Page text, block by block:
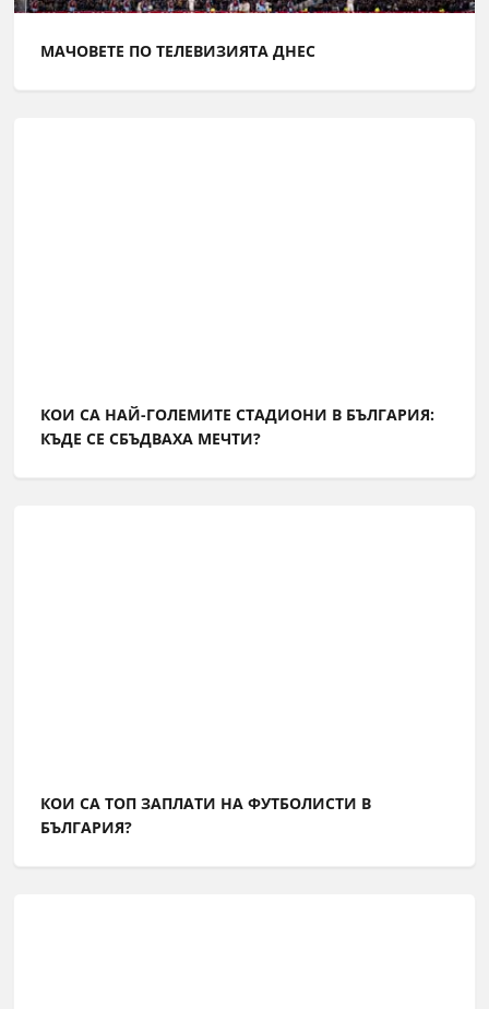
МАЧОВЕТЕ ПО ТЕЛЕВИЗИЯТА ДНЕС
КОИ СА НАЙ-ГОЛЕМИТЕ СТАДИОНИ В БЪЛГАРИЯ:
КЪДЕ СЕ СБЪДВАХА МЕЧТИ?
КОИ СА ТОП ЗАПЛАТИ НА ФУТБОЛИСТИ В
БЪЛГАРИЯ?